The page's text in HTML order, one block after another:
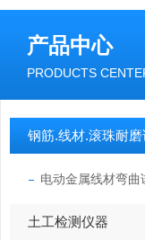
产品中心
PRODUCTS
钢筋.线材.滚珠耐
电动金属线材弯曲
土工检测仪器